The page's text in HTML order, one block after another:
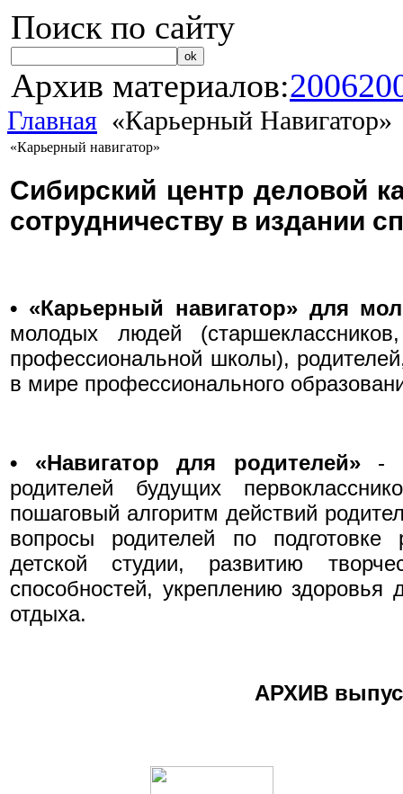
Поиск по сайту
Архив материалов:2006
Главная «Карьерный Навигатор»
«Карьерный навигатор»
Сибирский центр деловой
сотрудничеству в издании
• «Карьерный навигатор» для
молодых людей
профессиональной школы),
в мире профессионального
• «Навигатор для родителей» -
родителей будущих
пошаговый алгоритм действий
вопросы родителей по
детской студии, развитию
способностей, укреплению здоровья
отдыха.
АРХИВ